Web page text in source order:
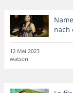
nach
12 Mai 2023
watson